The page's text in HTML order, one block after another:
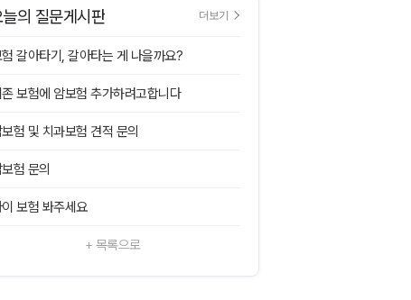
의 질문게시판 더보기
갈아타기, 갈아타는 게 나을까요?
보험에 암보험 추가하려고합니다
보험 및 치과보험 견적 문의
험 문의
이 보험 봐주세요
+ 목록으로